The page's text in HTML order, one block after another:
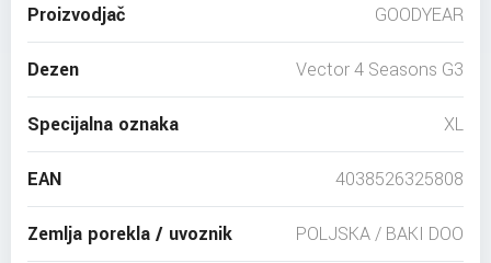
Proizvodjač GOODYEAR
Dezen Vector 4 Seasons G3
Specijalna oznaka XL
EAN 4038526325808
Zemlja porekla / uvoznik POLJSKA / BAKI DOO